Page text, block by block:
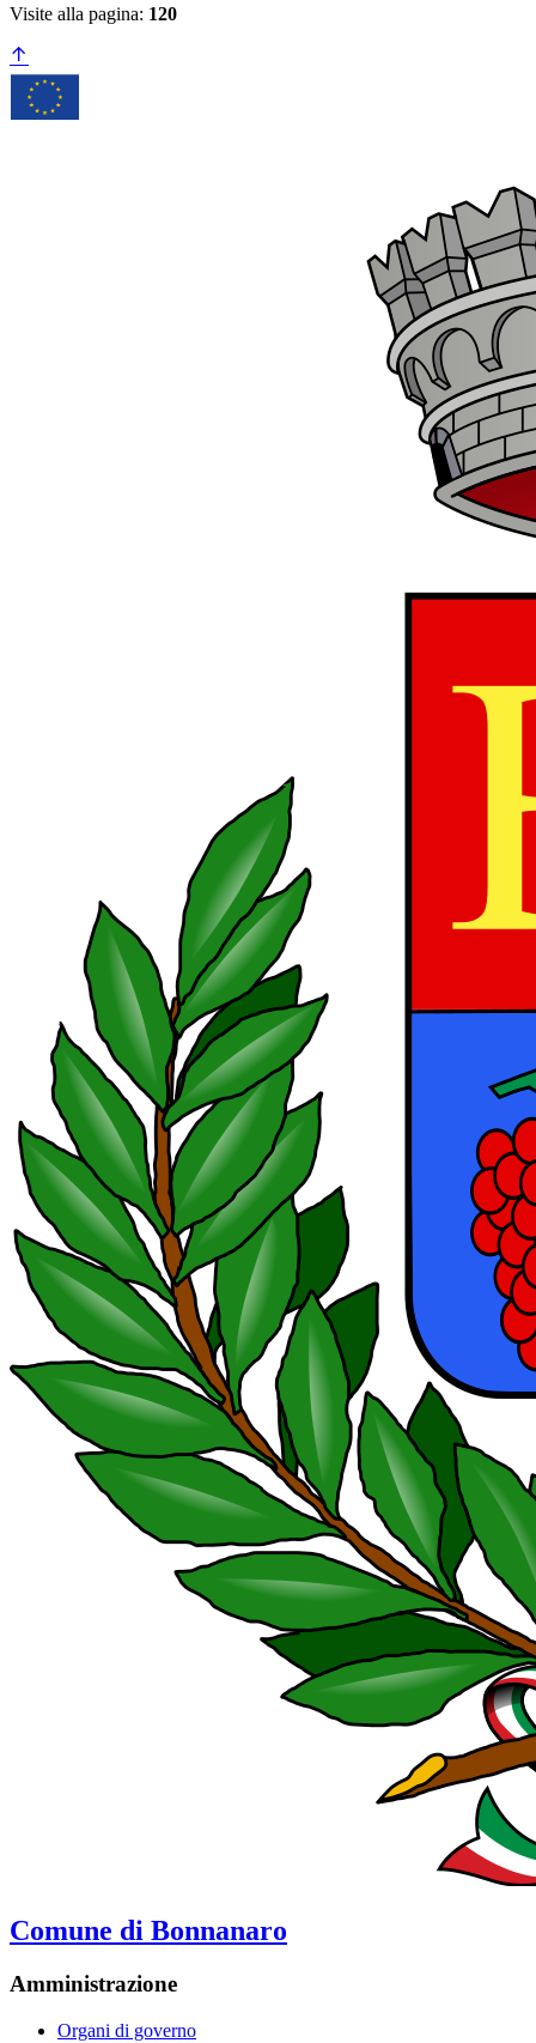
Visite alla pagina: 120
Comune di Bonnanaro
Amministrazione
Organi di governo